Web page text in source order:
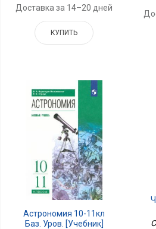
Доставка за 14–20 дней
КУПИТЬ
Астрономия 10-11кл
Баз. Уров. [Учебник]